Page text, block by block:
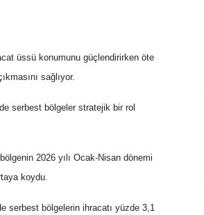
üssü konumunu güçlendirirken öte
sağlıyor.
serbest bölgeler stratejik bir rol
2026 yılı Ocak-Nisan dönemi
koydu.
serbest bölgelerin ihracatı yüzde 3,1
Mehmet GURBET
Esat Bülbül